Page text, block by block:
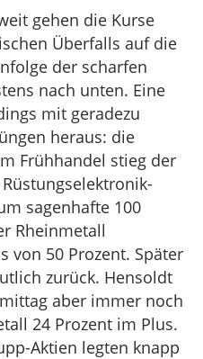
gehen die Kurse
Überfalls auf die
der scharfen
nach unten. Eine
mit geradezu
heraus: die
Frühhandel stieg der
sagenhafte 100
Rheinmetall
von 50 Prozent. Später
zurück. Hensoldt
aber immer noch
24 Prozent im Plus.
Aktien legten knapp